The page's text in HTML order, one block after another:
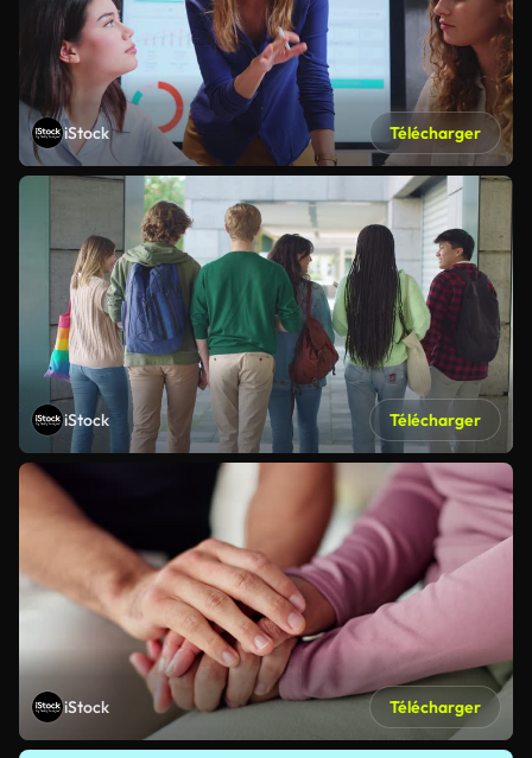
iStock Télécharger
iStock Télécharger
iStock Télécharger